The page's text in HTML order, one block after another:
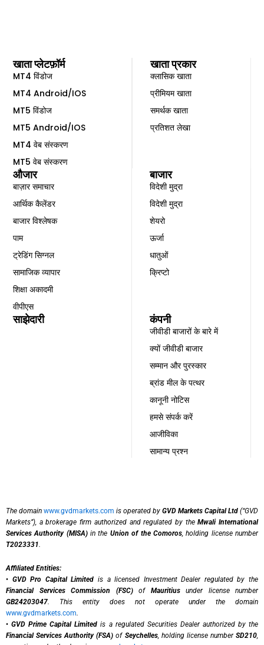
खाता प्रकार
क्लासिक खाता
प्रीमियम खाता
समर्थक खाता
प्रतिशत लेखा
खाता प्लेटफ़ॉर्म
MT4 विंडोज
MT4 Android/IOS
MT5 विंडोज
MT5 Android/IOS
MT4 वेब संस्करण
MT5 वेब संस्करण
बाजार
विदेशी मुद्रा
विदेशी मुद्रा
शेयरो
ऊर्जा
धातुओं
क्रिप्टो
औजार
बाज़ार समाचार
आर्थिक कैलेंडर
बाजार विश्लेषक
पाम
ट्रेडिंग सिग्नल
सामाजिक व्यापार
शिक्षा अकादमी
वीपीएस
कंपनी
जीवीडी बाजारों के बारे में
क्यों जीवीडी बाजार
सम्मान और पुरस्कार
ब्रांड मील के पत्थर
कानूनी नोटिस
हमसे संपर्क करें
आजीविका
सामान्य प्रश्न
साझेदारी
The domain www.gvdmarkets.com is operated by GVD Markets Capital Ltd (“GVD
Markets”), a brokerage firm authorized and regulated by theMwali International
Services Authority (MISA)in the Union of the Comoros, holding license number
T2023331.
Affiliated Entities:
• GVD Pro Capital Limited is a licensed Investment Dealer regulated by the
Financial Services Commission (FSC)of Mauritiusunder license number
GB24203047. This entity does not operate under the domain
www.gvdmarkets.com.
•GVD Prime Capital Limited is a regulated Securities Dealer authorized by the
Financial Services Authority (FSA) of Seychelles, holding license numberSD210,